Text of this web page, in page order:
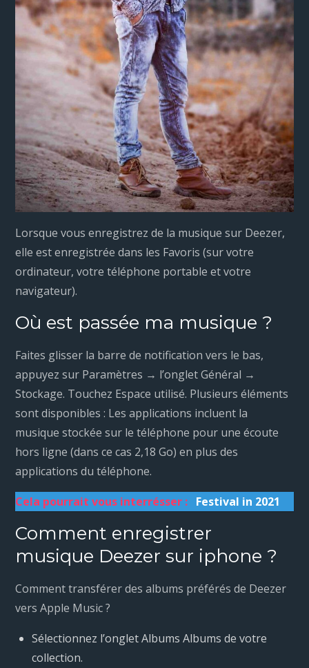
Lorsque vous enregistrez de la musique sur Deezer,
elle est enregistrée dans les Favoris (sur votre
ordinateur, votre téléphone portable et votre
navigateur).
Où est passée ma musique ?
Faites glisser la barre de notification vers le bas,
appuyez sur Paramètres → l’onglet Général →
Stockage. Touchez Espace utilisé. Plusieurs éléments
sont disponibles : Les applications incluent la
musique stockée sur le téléphone pour une écoute
hors ligne (dans ce cas 2,18 Go) en plus des
applications du téléphone.
Cela pourrait vous interrésser : Festival in 2021
Comment enregistrer
musique Deezer sur iphone ?
Comment transférer des albums préférés de Deezer
vers Apple Music ?
Sélectionnez l’onglet Albums Albums de votre
collection.